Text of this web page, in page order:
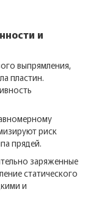
и
выпрямления,
пластин.
риск
прядей.
заряженные
статического
и